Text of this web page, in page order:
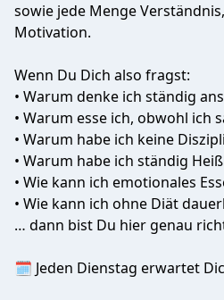
sowie jede Menge
Motivation.
Wenn Du Dich also fragst:
• Warum denke ich ständig
• Warum esse ich, obwohl ich
• Warum habe ich keine
• Warum habe ich ständig
• Wie kann ich emotionales
• Wie kann ich ohne Diät
… dann bist Du hier genau
🗓 Jeden Dienstag erwartet